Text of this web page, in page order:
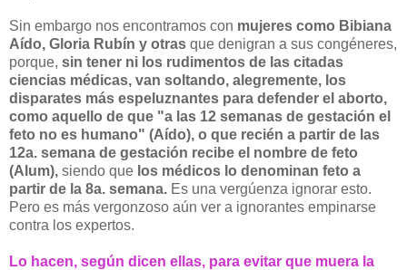
Sin embargo nos encontramos con mujeres como Bibiana
Aído, Gloria Rubín y otras que denigran a sus congéneres,
porque, sin tener ni los rudimentos de las citadas
ciencias médicas, van soltando, alegremente, los
disparates más espeluznantes para defender el aborto,
como aquello de que "a las 12 semanas de gestación el
feto no es humano" (Aído), o que recién a partir de las
12a. semana de gestación recibe el nombre de feto
(Alum), siendo que los médicos lo denominan feto a
partir de la 8a. semana. Es una vergúenza ignorar esto.
Pero es más vergonzoso aún ver a ignorantes empinarse
contra los expertos.
Lo hacen, según dicen ellas, para evitar que muera la